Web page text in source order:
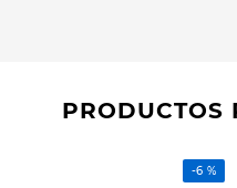
PRODUCTOS
-6 %